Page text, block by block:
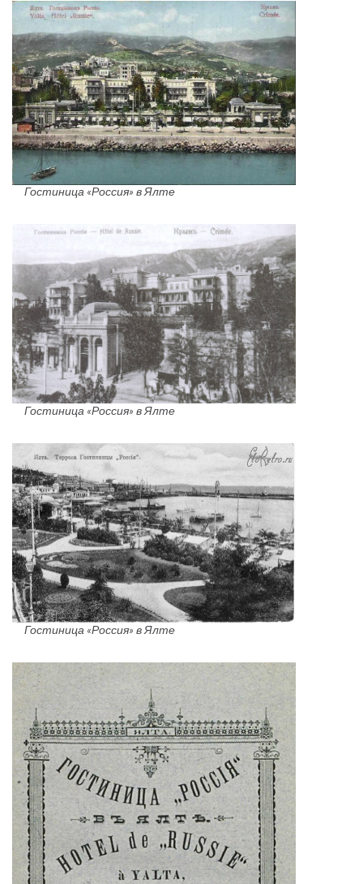
Гостиница «Россия» в Ялте
Гостиница «Россия» в Ялте
Гостиница «Россия» в Ялте